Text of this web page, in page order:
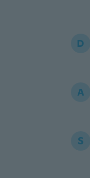
D
A
S